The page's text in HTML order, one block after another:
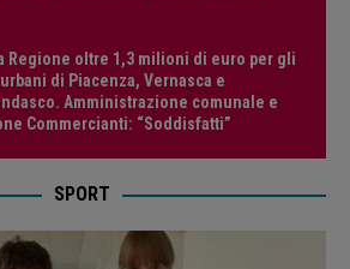
Regione oltre 1,3 milioni di euro per gli
urbani di Piacenza, Vernasca e
Amministrazione comunale e
Commercianti: “Soddisfatti”
SPORT